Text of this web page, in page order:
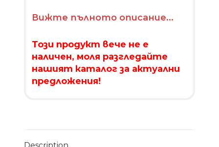
Вижте пълното описание...
Този продукт вече не е
наличен, моля разгледайте
нашият каталог за актуални
предложения!